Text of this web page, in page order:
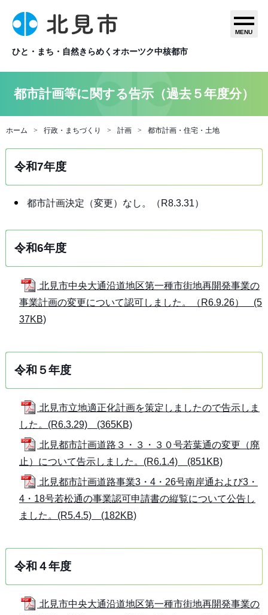
ひと・まち・自然きらめくオホーツク中核都市
MENU
都市計画等に関する告示（過去５年度分）
ホーム 行政・まちづくり 計画 都市計画・住宅・土地
令和7年度
都市計画決定（変更）なし。（R8.3.31）
令和6年度
北見市中央大通沿道地区第一種市街地再開発事業の
事業計画の変更について認可しました。（R6.9.26） (5
37KB)
令和５年度
北見市立地適正化計画を策定しましたので告示しま
した。(R6.3.29) (365KB)
北見都市計画道路３・３・３０号若葉通の変更（廃
止）について告示しました。(R6.1.4) (851KB)
北見都市計画道路事業3・4・26号南岸通および3・
4・18号若松通の事業認可申請書の縦覧について公告し
ました。(R5.4.5) (182KB)
令和４年度
北見市中央大通沿道地区第一種市街地再開発事業の